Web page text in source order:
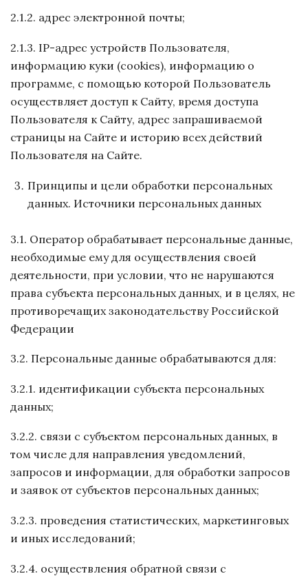
2.1.2. адрес электронной почты;
2.1.3. IP-адрес устройств Пользователя,
информацию куки (cookies), информацию о
программе, с помощью которой Пользователь
осуществляет доступ к Сайту, время доступа
Пользователя к Сайту, адрес запрашиваемой
страницы на Сайте и историю всех действий
Пользователя на Сайте.
Принципы и цели обработки персональных
данных. Источники персональных данных
3.1. Оператор обрабатывает персональные данные,
необходимые ему для осуществления своей
деятельности, при условии, что не нарушаются
права субъекта персональных данных, и в целях, не
противоречащих законодательству Российской
Федерации
3.2. Персональные данные обрабатываются для:
3.2.1. идентификации субъекта персональных
данных;
3.2.2. связи с субъектом персональных данных, в
том числе для направления уведомлений,
запросов и информации, для обработки запросов
и заявок от субъектов персональных данных;
3.2.3. проведения статистических, маркетинговых
и иных исследований;
3.2.4. осуществления обратной связи с